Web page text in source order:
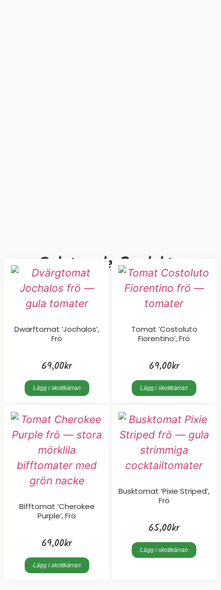
Relaterade Produkter
Dwarftomat ’Jochalos’,
Frö
69,00kr
Lägg i skottkärran
Tomat ’Costoluto
Fiorentino’, Frö
69,00kr
Lägg i skottkärran
Bifftomat ’Cherokee
Purple’, Frö
69,00kr
Lägg i skottkärran
Busktomat ’Pixie Striped’,
Frö
65,00kr
Lägg i skottkärran